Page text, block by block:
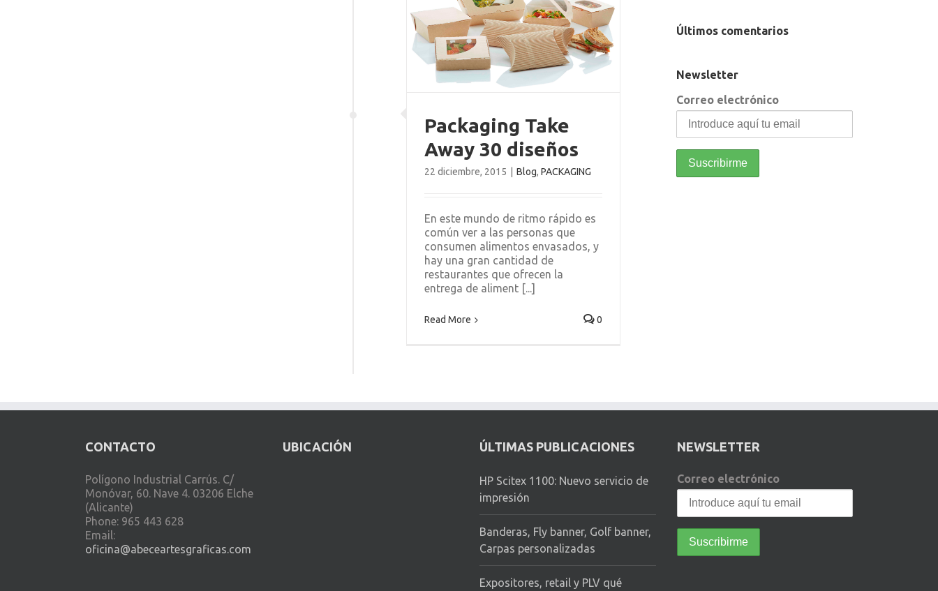
Packaging Take
Away 30 diseños
22 diciembre, 2015 Blog,PACKAGING
En este mundo de ritmo rápido es
común ver a las personas que
consumen alimentos envasados, y
hay una gran cantidad de
restaurantes que ofrecen la
entrega de aliment [...]
Read More 0
Últimos comentarios
Newsletter
Correo electrónico
CONTACTO
Polígono Industrial Carrús. C/
Monóvar, 60. Nave 4. 03206 Elche
(Alicante)
Phone: 965 443 628
Email:
oficina@abeceartesgraficas.com
UBICACIÓN ÚLTIMAS PUBLICACIONES
HP Scitex 1100: Nuevo servicio de
impresión
Banderas, Fly banner, Golf banner,
Carpas personalizadas
Expositores, retail y PLV qué
NEWSLETTER
Correo electrónico